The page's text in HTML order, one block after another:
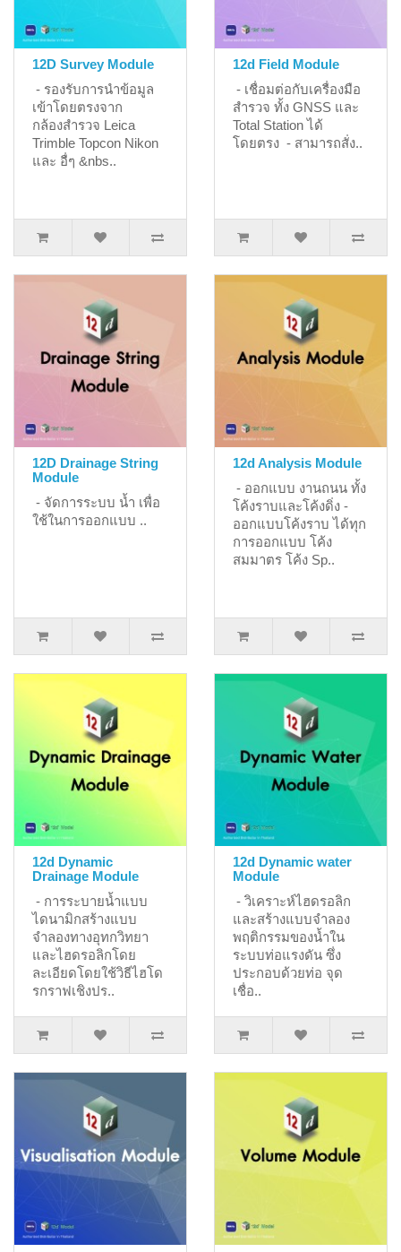
12D Survey Module
- รองรับการนำข้อมูล
เข้าโดยตรงจาก
กล้องสำรวจ Leica
Trimble Topcon Nikon
และ อื่ๆ &nbs..
12d Field Module
- เชื่อมต่อกับเครื่องมือ
สำรวจ ทั้ง GNSS และ
Total Station ได้
โดยตรง - สามารถสั่ง..
12D Drainage String
Module
- จัดการระบบ น้ำ เพื่อ
ใช้ในการออกแบบ ..
12d Analysis Module
- ออกแบบ งานถนน ทั้ง
โค้งราบและโค้งดิ่ง -
ออกแบบโค้งราบ ได้ทุก
การออกแบบ โค้ง
สมมาตร โค้ง Sp..
12d Dynamic
Drainage Module
- การระบายน้ำแบบ
ไดนามิกสร้างแบบ
จำลองทางอุทกวิทยา
และไฮดรอลิกโดย
ละเอียดโดยใช้วิธีไฮโด
รกราฟเชิงปร..
12d Dynamic water
Module
- วิเคราะห์ไฮดรอลิก
และสร้างแบบจำลอง
พฤติกรรมของน้ำใน
ระบบท่อแรงดัน ซึ่ง
ประกอบด้วยท่อ จุด
เชื่อ..